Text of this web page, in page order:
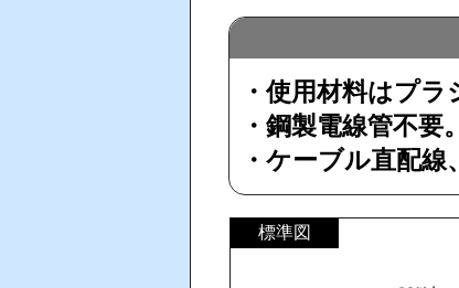
・使用材料はプラ
・鋼製電線管不要。
・ケーブル直配
標準図